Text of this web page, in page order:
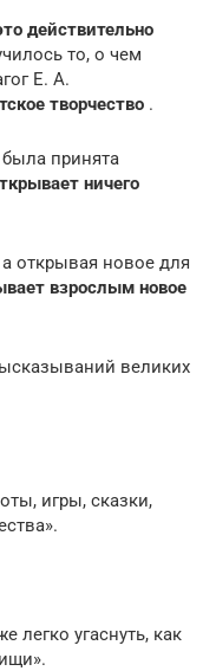
действительно
то, о чем
Е. А.
творчество .
принята
ничего
а открывая новое для
взрослым новое
великих
игры, сказки,
легко угаснуть, как